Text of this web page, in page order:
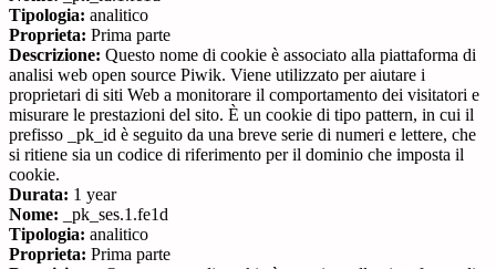
Tipologia: analitico
Proprieta: Prima parte
Descrizione: Questo nome di cookie è associato alla piattaforma di
analisi web open source Piwik. Viene utilizzato per aiutare i
proprietari di siti Web a monitorare il comportamento dei visitatori e
misurare le prestazioni del sito. È un cookie di tipo pattern, in cui il
prefisso _pk_id è seguito da una breve serie di numeri e lettere, che
si ritiene sia un codice di riferimento per il dominio che imposta il
cookie.
Durata: 1 year
Nome: _pk_ses.1.fe1d
Tipologia: analitico
Proprieta: Prima parte